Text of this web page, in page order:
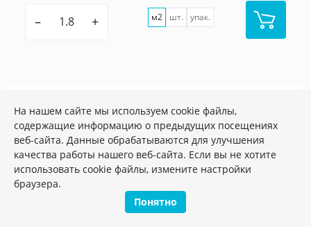
– + м2 шт. упак.
На нашем сайте мы используем cookie файлы,
содержащие информацию о предыдущих посещениях
веб-сайта. Данные обрабатываются для улучшения
качества работы нашего веб-сайта. Если вы не хотите
использовать cookie файлы, измените настройки
браузера.
Понятно